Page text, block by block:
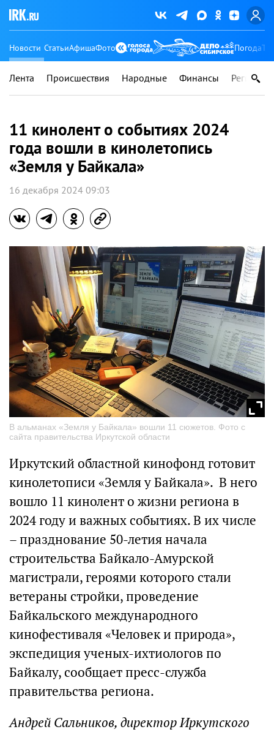
Новости СтатьиАфишаФото Погода
Лента Происшествия Народные Финансы Регионы
11 кинолент о событиях 2024
года вошли в кинолетопись
«Земля у Байкала»
16 декабря 2024 09:03
В альманах «Земля у Байкала» вошли 11 сюжетов. Фото с
сайта правительства Иркутской области
Иркутский областной кинофонд готовит
кинолетописи «Земля у Байкала». В него
вошло 11 кинолент о жизни региона в
2024 году и важных событиях. В их числе
– празднование 50-летия начала
строительства Байкало-Амурской
магистрали, героями которого стали
ветераны стройки, проведение
Байкальского международного
кинофестиваля «Человек и природа»,
экспедиция ученых-ихтиологов по
Байкалу, сообщает пресс-служба
правительства региона.
Андрей Сальников, директор Иркутского